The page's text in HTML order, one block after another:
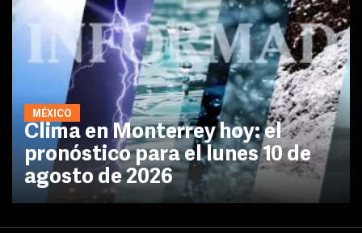
MÉXICO
Clima en Monterrey hoy: el
pronóstico para el lunes 10 de
agosto de 2026